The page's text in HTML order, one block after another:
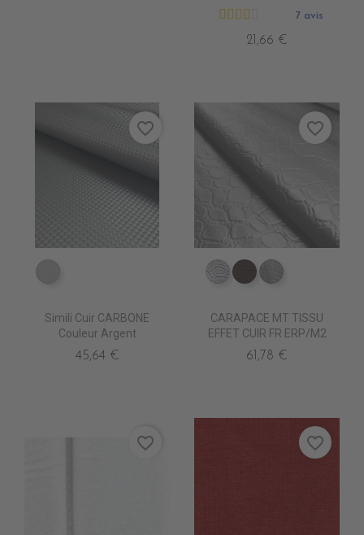
7 avis
21,66 €
Simili Cuir CARBONE
Couleur Argent
45,64 €
favorite_border
ED0030 Argent
ED0011 Chocolat
ED0000 Blanc
CARAPACE MT TISSU
EFFET CUIR FR ERP/M2
61,78 €
favorite_border
favorite_border favorite_border